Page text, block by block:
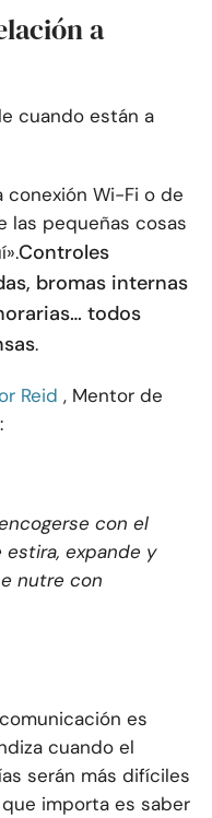
a
cuando están a
conexión Wi-Fi o de
las pequeñas cosas
Controles
bromas internas
todos
.
Reid , Mentor de
con el
estira, expande y
nutre con
es
cuando el
serán más difíciles
importa es saber